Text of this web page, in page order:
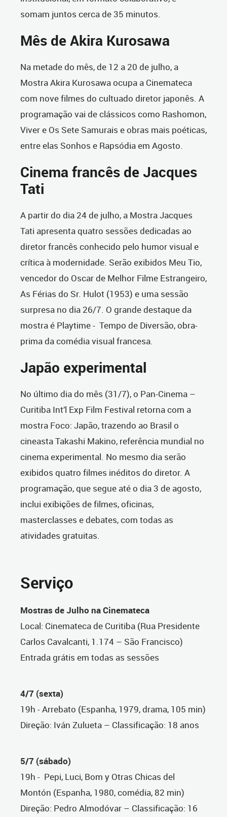
somam juntos cerca de 35 minutos.
Mês de Akira Kurosawa
Na metade do mês, de 12 a 20 de julho, a
Mostra Akira Kurosawa ocupa a Cinemateca
com nove filmes do cultuado diretor japonês. A
programação vai de clássicos como Rashomon,
Viver e Os Sete Samurais e obras mais poéticas,
entre elas Sonhos e Rapsódia em Agosto.
Cinema francês de Jacques
Tati
A partir do dia 24 de julho, a Mostra Jacques
Tati apresenta quatro sessões dedicadas ao
diretor francês conhecido pelo humor visual e
crítica à modernidade. Serão exibidos Meu Tio,
vencedor do Oscar de Melhor Filme Estrangeiro,
As Férias do Sr. Hulot (1953) e uma sessão
surpresa no dia 26/7. O grande destaque da
mostra é Playtime - Tempo de Diversão, obra-
prima da comédia visual francesa.
Japão experimental
No último dia do mês (31/7), o Pan-Cinema –
Curitiba Int’l Exp Film Festival retorna com a
mostra Foco: Japão, trazendo ao Brasil o
cineasta Takashi Makino, referência mundial no
cinema experimental. No mesmo dia serão
exibidos quatro filmes inéditos do diretor. A
programação, que segue até o dia 3 de agosto,
inclui exibições de filmes, oficinas,
masterclasses e debates, com todas as
atividades gratuitas.
Serviço
Mostras de Julho na Cinemateca
Local: Cinemateca de Curitiba (Rua Presidente
Carlos Cavalcanti, 1.174 – São Francisco)
Entrada grátis em todas as sessões
4/7 (sexta)
19h - Arrebato (Espanha, 1979, drama, 105 min)
Direção: Iván Zulueta – Classificação: 18 anos
5/7 (sábado)
19h - Pepi, Luci, Bom y Otras Chicas del
Montón (Espanha, 1980, comédia, 82 min)
Direção: Pedro Almodóvar – Classificação: 16